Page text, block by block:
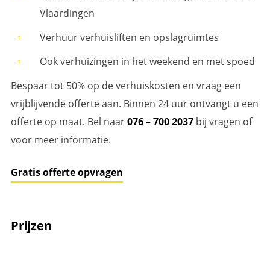
Vlaardingen
Verhuur verhuisliften en opslagruimtes
Ook verhuizingen in het weekend en met spoed
Bespaar tot 50% op de verhuiskosten en vraag een
vrijblijvende offerte aan. Binnen 24 uur ontvangt u een
offerte op maat. Bel naar076 – 700 2037 bij vragen of
voor meer informatie.
Gratis offerte opvragen
Prijzen